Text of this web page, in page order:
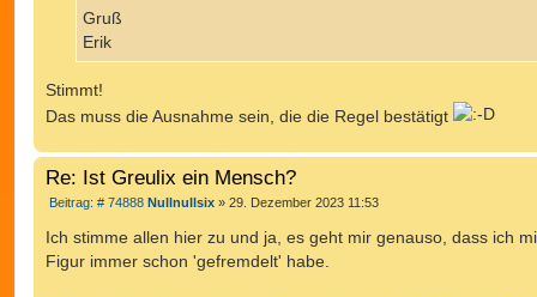
Gruß
Erik
Stimmt!
Das muss die Ausnahme sein, die die Regel bestätigt
Re: Ist Greulix ein Mensch?
Beitrag: # 74888B
i
t
r
Nullnullsix » 29. Dezember 2023 11:53
Ich stimme allen hier zu und ja, es geht mir genauso, dass ich
Figur immer schon 'gefremdelt' habe.